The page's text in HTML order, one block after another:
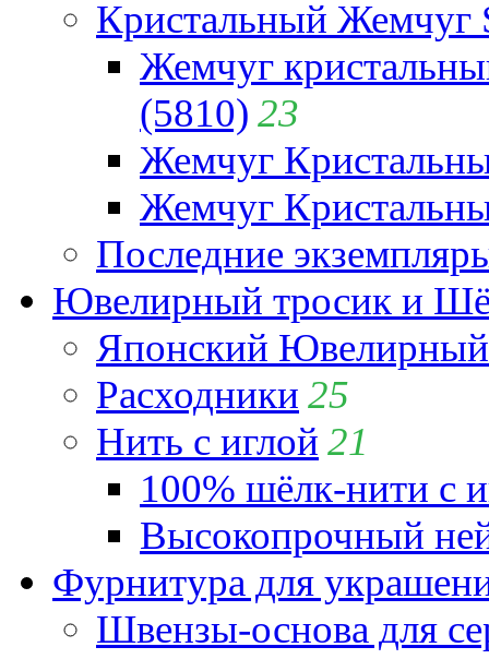
Кристальный Жемчуг
Жемчуг
(5810) 23
Жемчуг
Жемчуг
Последние
Ювелирный тросик и
Японский
Расходники 25
Нить с иглой 21
100% шёлк-нити с
Высокопрочный
Фурнитура для
Швензы-основа для